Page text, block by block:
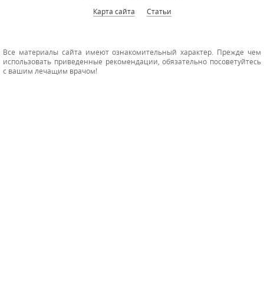
Карта сайта
Статьи
Все материалы сайта имеют ознакомительный характер. Прежде чем
использовать приведенные рекомендации, обязательно посоветуйтесь
с вашим лечащим врачом!